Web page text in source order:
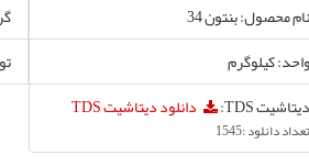
نام محصول: بنتون 34
واحد: کیلوگرم
دیتاشیت TDS:
دانلود دیتاشیت TDS
تعداد دانلود :1545